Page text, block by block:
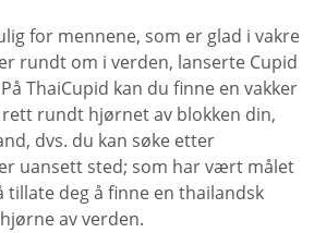
for mennene, som er glad i vakre
rundt om i verden, lanserte Cupid
ThaiCupid kan du finne en vakker
rundt hjørnet av blokken din,
dvs. du kan søke etter
uansett sted; som har vært målet
tillate deg å finne en thailandsk
av verden.